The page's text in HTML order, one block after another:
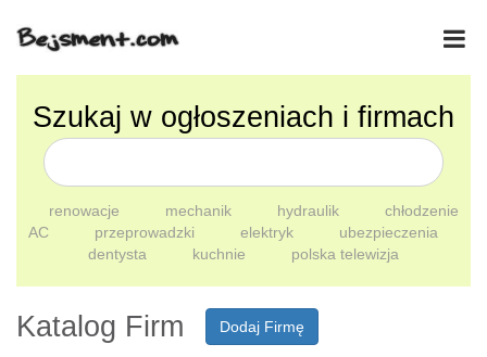
Szukaj w ogłoszeniach i firmach
renowacje mechanik hydraulik
chłodzenie
AC
przeprowadzki elektryk
ubezpieczenia
dentysta
kuchnie polska telewizja
Katalog Firm Dodaj Firmę